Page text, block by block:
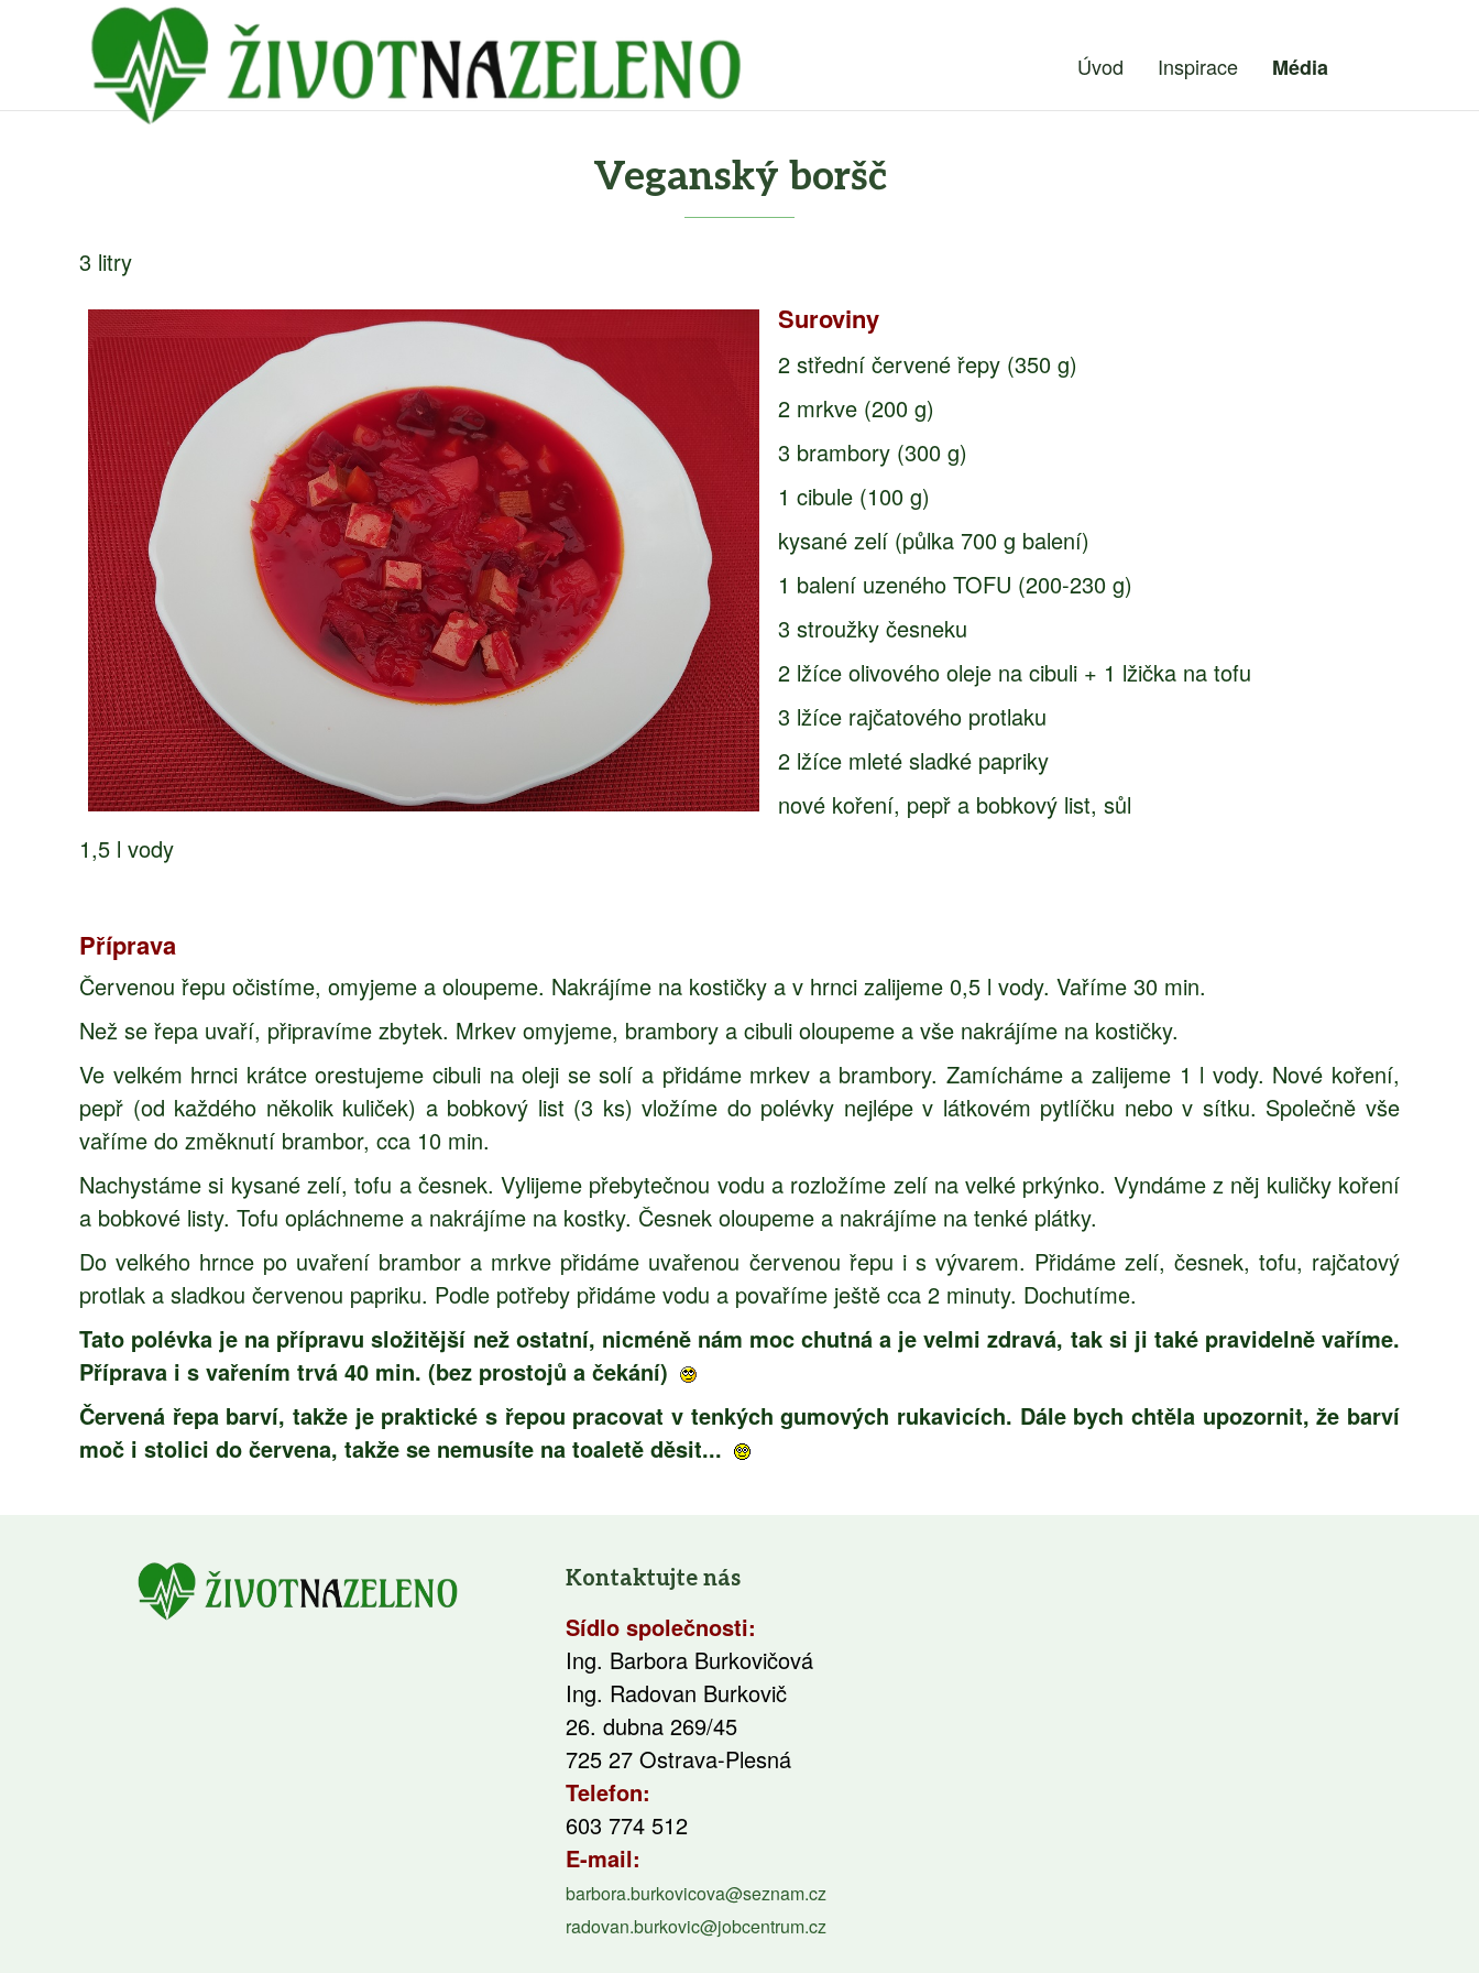
Úvod Inspirace Média
Veganský boršč
3 litry
Suroviny
2 střední červené řepy (350 g)
2 mrkve (200 g)
3 brambory (300 g)
1 cibule (100 g)
kysané zelí (půlka 700 g balení)
1 balení uzeného TOFU (200-230 g)
3 stroužky česneku
2 lžíce olivového oleje na cibuli + 1 lžička na tofu
3 lžíce rajčatového protlaku
2 lžíce mleté sladké papriky
nové koření, pepř a bobkový list, sůl
1,5 l vody
Příprava
Červenou řepu očistíme, omyjeme a oloupeme. Nakrájíme na kostičky a v hrnci zalijeme 0,5 l vody. Vaříme 30 min.
Než se řepa uvaří, připravíme zbytek. Mrkev omyjeme, brambory a cibuli oloupeme a vše nakrájíme na kostičky.
Ve velkém hrnci krátce orestujeme cibuli na oleji se solí a přidáme mrkev a brambory. Zamícháme a zalijeme 1 l vody. Nové koření,
pepř (od každého několik kuliček) a bobkový list (3 ks) vložíme do polévky nejlépe v látkovém pytlíčku nebo v sítku. Společně vše
vaříme do změknutí brambor, cca 10 min.
Nachystáme si kysané zelí, tofu a česnek. Vylijeme přebytečnou vodu a rozložíme zelí na velké prkýnko. Vyndáme z něj kuličky koření
a bobkové listy. Tofu opláchneme a nakrájíme na kostky. Česnek oloupeme a nakrájíme na tenké plátky.
Do velkého hrnce po uvaření brambor a mrkve přidáme uvařenou červenou řepu i s vývarem. Přidáme zelí, česnek, tofu, rajčatový
protlak a sladkou červenou papriku. Podle potřeby přidáme vodu a povaříme ještě cca 2 minuty. Dochutíme.
Tato polévka je na přípravu složitější než ostatní, nicméně nám moc chutná a je velmi zdravá, tak si ji také pravidelně vaříme.
Příprava i s vařením trvá 40 min. (bez prostojů a čekání)
Červená řepa barví, takže je praktické s řepou pracovat v tenkých gumových rukavicích. Dále bych chtěla upozornit, že barví
moč i stolici do červena, takže se nemusíte na toaletě děsit...
Kontaktujte nás
Sídlo společnosti:
Ing. Barbora Burkovičová
Ing. Radovan Burkovič
26. dubna 269/45
725 27 Ostrava-Plesná
Telefon:
603 774 512
E-mail:
barbora.burkovicova@seznam.cz
radovan.burkovic@jobcentrum.cz